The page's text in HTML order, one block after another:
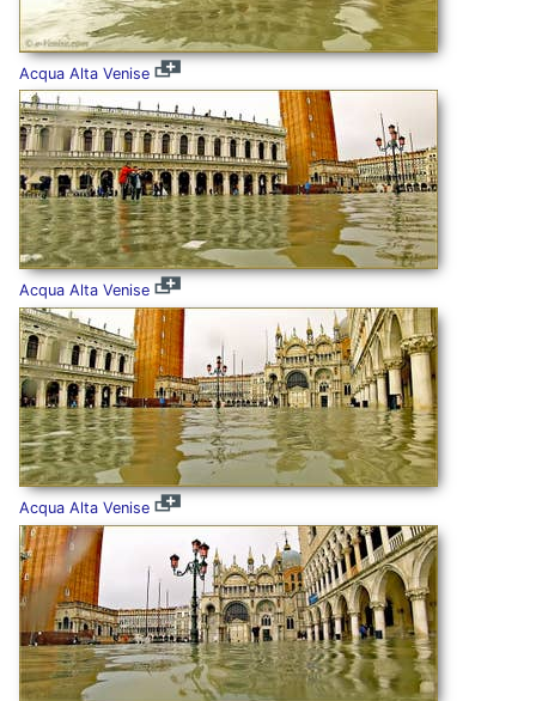
Acqua Alta Venise
Acqua Alta Venise
Acqua Alta Venise